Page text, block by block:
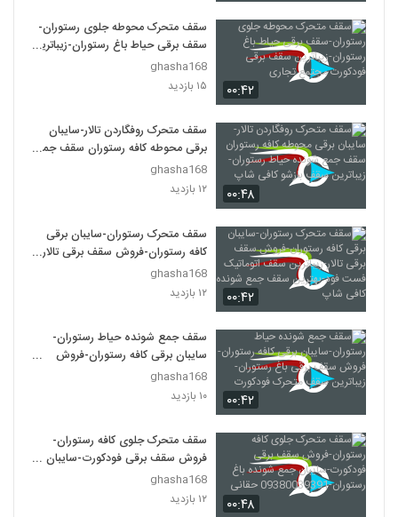
۰۰:۴۲
سقف متحرک محوطه جلوی رستوران-
سقف برقی حیاط باغ رستوران-زیباترین
سقف برقی فودکورت مجتمع تجاری
ghasha168
۱۵ بازدید
۰۰:۴۸
سقف متحرک روفگاردن تالار-سایبان
برقی محوطه کافه رستوران سقف جمع
شونده حیاط رستوران-زیباترین سقف
بازشو کافی شاپ
ghasha168
۱۲ بازدید
۰۰:۴۲
سقف متحرک رستوران-سایبان برقی
کافه رستوران-فروش سقف برقی تالار-
زیباترین سقف اتوماتیک فست فود-
بهترین سقف جمع شونده کافی شاپ
ghasha168
۱۲ بازدید
۰۰:۴۲
سقف جمع شونده حیاط رستوران-
سایبان برقی کافه رستوران-فروش
سقف برقی باغ رستوران-زیباترین
سقف متحرک فودکورت
ghasha168
۱۰ بازدید
۰۰:۴۸
سقف متحرک جلوی کافه رستوران-
فروش سقف برقی فودکورت-سایبان
جمع شونده باغ
رستوران-09380039391 حقانی
ghasha168
۱۲ بازدید